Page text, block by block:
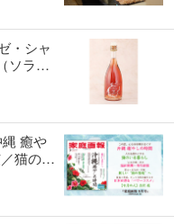
・シャ
ソラ・
癒や
猫のい